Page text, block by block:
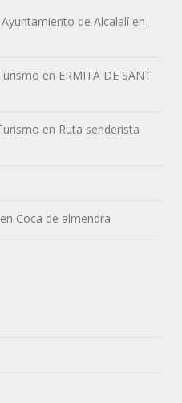
Ayuntamiento de Alcalalí en
en ERMITA DE SANT
en Ruta senderista
en Coca de almendra